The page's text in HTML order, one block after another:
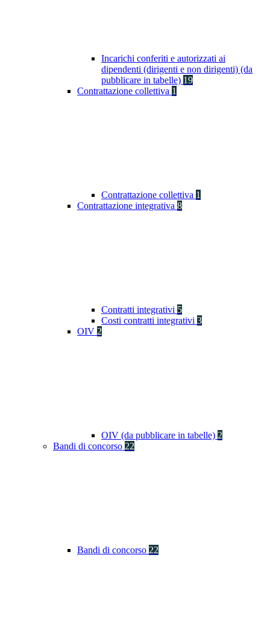
Incarichi conferiti e autorizzati ai
dipendenti (dirigenti e non dirigenti) (da
pubblicare in tabelle) 19
Contrattazione collettiva 1
Contrattazione collettiva 1
Contrattazione integrativa 8
Contratti integrativi 5
Costi contratti integrativi 3
OIV 2
OIV (da pubblicare in tabelle) 2
Bandi di concorso 22
Bandi di concorso 22